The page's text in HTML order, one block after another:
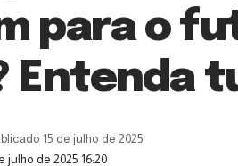
para o
Entenda
julho de 2025 16:20
15 de julho de 2025